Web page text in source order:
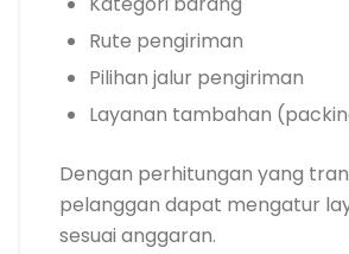
Rute pengiriman
Pilihan jalur pengiriman
Layanan tambahan
Dengan perhitungan yang
pelanggan dapat mengatur
sesuai anggaran.